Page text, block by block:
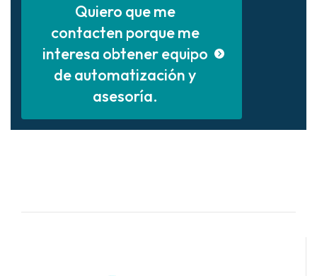
Quiero que me
contacten porque me
interesa obtener equipo
de automatización y
asesoría.